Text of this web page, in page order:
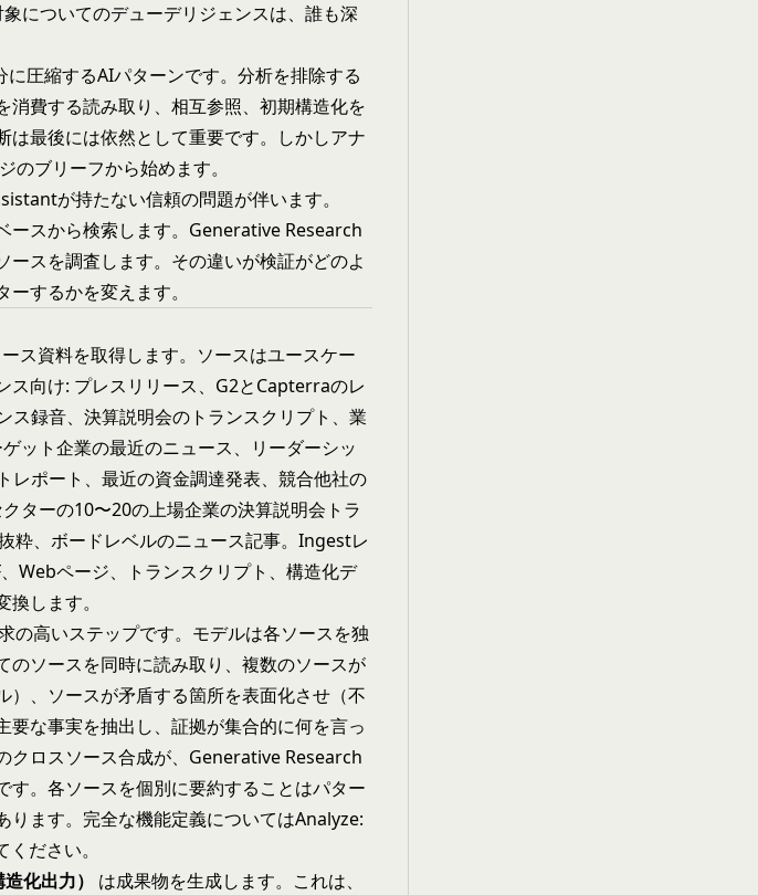
についてのデューデリジェンスは、誰も深
圧縮するAIパターンです。分析を排除する
費する読み取り、相互参照、初期構造化を
は最後には依然として重要です。しかしアナ
のブリーフから始めます。
が持たない信頼の問題が伴います。
ースから検索します。Generative Research
スを調査します。その違いが検証がどのよ
するかを変えます。
ス資料を取得します。ソースはユースケー
ス向け: プレスリリース、G2とCapterraのレ
録音、決算説明会のトランスクリプト、業
ット企業の最近のニュース、リーダーシッ
ポート、最近の資金調達発表、競合他社の
ターの10〜20の上場企業の決算説明会トラ
、ボードレベルのニュース記事。Ingestレ
Webページ、トランスクリプト、構造化デ
します。
の高いステップです。モデルは各ソースを独
のソースを同時に読み取り、複数のソースが
、ソースが矛盾する箇所を表面化させ（不
な事実を抽出し、証拠が集合的に何を言っ
クロスソース合成が、Generative Research
す。各ソースを個別に要約することはパター
ります。完全な機能定義についてはAnalyze:
ください。
化出力）
は成果物を生成します。これは、